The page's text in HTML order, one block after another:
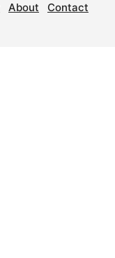
About Contact